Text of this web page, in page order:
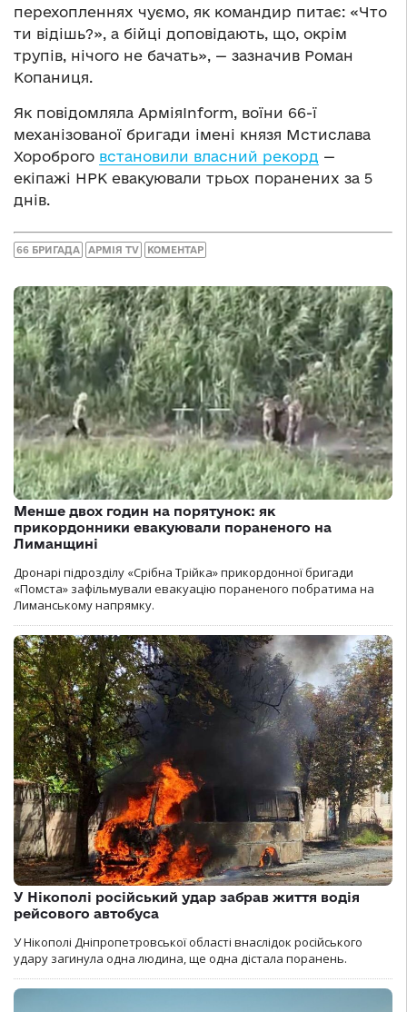
перехопленнях чуємо, як командир питає: «Что
ти відішь?», а бійці доповідають, що, окрім
трупів, нічого не бачать», — зазначив Роман
Копаниця.
Як повідомляла АрміяInform, воїни 66-ї
механізованої бригади імені князя Мстислава
Хороброго встановили власний рекорд —
екіпажі НРК евакуювали трьох поранених за 5
днів.
66 БРИГАДА АРМІЯ TV КОМЕНТАР
Менше двох годин на порятунок: як
прикордонники евакуювали пораненого на
Лиманщині
Дронарі підрозділу «Срібна Трійка» прикордонної бригади
«Помста» зафільмували евакуацію пораненого побратима на
Лиманському напрямку.
У Нікополі російський удар забрав життя водія
рейсового автобуса
У Нікополі Дніпропетровської області внаслідок російського
удару загинула одна людина, ще одна дістала поранень.